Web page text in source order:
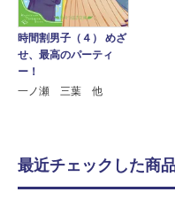
時間割男子（４） めざ
せ、最高のパーティ
ー！
一ノ瀬 三葉 他
最近チェックした商